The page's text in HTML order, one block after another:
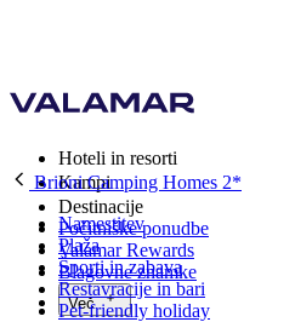
Hoteli in resorti
Kampi
Destinacije
Počitniške ponudbe
Valamar Rewards
Blagovne znamke
Več
Brioni Camping Homes 2*
Namestitev
Plaža
Športi in zabava
Restavracije in bari
Pet-friendly holiday